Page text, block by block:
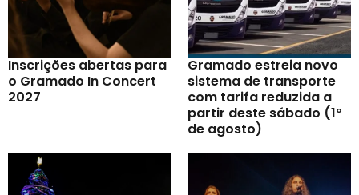
Inscrições abertas para
o Gramado In Concert
2027
Gramado estreia novo
sistema de transporte
com tarifa reduzida a
partir deste sábado (1º
de agosto)